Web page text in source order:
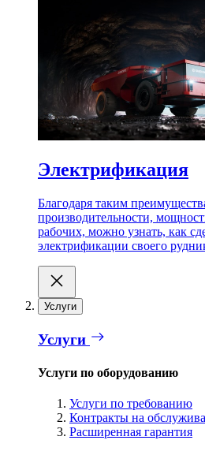
Электрификация
Благодаря таким
производительности,
рабочих, можно узнать, как
электрификации своего
Услуги
Услуги
Услуги по оборудованию
Услуги по требованию
Контракты на
Расширенная гарантия